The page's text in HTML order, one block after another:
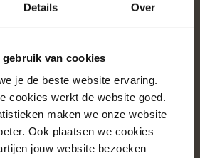
Details Over
gebruik van cookies
je de beste website ervaring.
cookies werkt de website goed.
maken we onze website
Ook plaatsen we cookies
jouw website bezoeken